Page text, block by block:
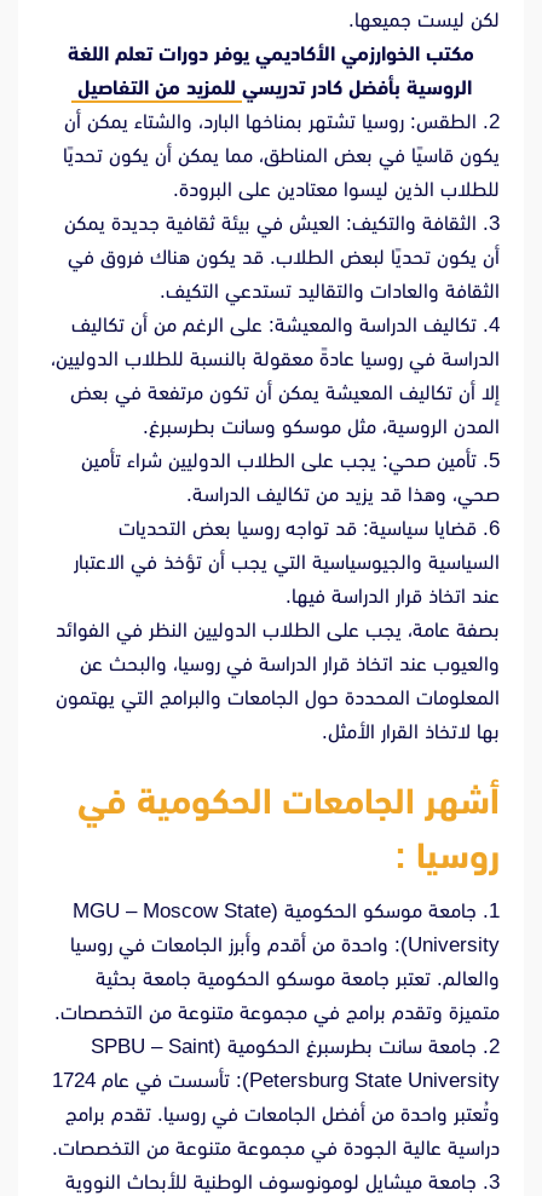
لكن ليست جميعها.
مكتب الخوارزمي الأكاديمي يوفر دورات تعلم اللغة
الروسية بأفضل كادر تدريسي للمزيد من التفاصيل
2. الطقس: روسيا تشتهر بمناخها البارد، والشتاء يمكن أن
يكون قاسيًا في بعض المناطق، مما يمكن أن يكون تحديًا
للطلاب الذين ليسوا معتادين على البرودة.
3. الثقافة والتكيف: العيش في بيئة ثقافية جديدة يمكن
أن يكون تحديًا لبعض الطلاب. قد يكون هناك فروق في
الثقافة والعادات والتقاليد تستدعي التكيف.
4. تكاليف الدراسة والمعيشة: على الرغم من أن تكاليف
الدراسة في روسيا عادةً معقولة بالنسبة للطلاب الدوليين،
إلا أن تكاليف المعيشة يمكن أن تكون مرتفعة في بعض
المدن الروسية، مثل موسكو وسانت بطرسبرغ.
5. تأمين صحي: يجب على الطلاب الدوليين شراء تأمين
صحي، وهذا قد يزيد من تكاليف الدراسة.
6. قضايا سياسية: قد تواجه روسيا بعض التحديات
السياسية والجيوسياسية التي يجب أن تؤخذ في الاعتبار
عند اتخاذ قرار الدراسة فيها.
بصفة عامة، يجب على الطلاب الدوليين النظر في الفوائد
والعيوب عند اتخاذ قرار الدراسة في روسيا، والبحث عن
المعلومات المحددة حول الجامعات والبرامج التي يهتمون
بها لاتخاذ القرار الأمثل.
أشهر الجامعات الحكومية في
روسيا :
1. جامعة موسكو الحكومية (MGU – Moscow State
University): واحدة من أقدم وأبرز الجامعات في روسيا
والعالم. تعتبر جامعة موسكو الحكومية جامعة بحثية
متميزة وتقدم برامج في مجموعة متنوعة من التخصصات.
2. جامعة سانت بطرسبرغ الحكومية (SPBU – Saint
Petersburg State University): تأسست في عام 1724
وتُعتبر واحدة من أفضل الجامعات في روسيا. تقدم برامج
دراسية عالية الجودة في مجموعة متنوعة من التخصصات.
3. جامعة ميشايل لومونوسوف الوطنية للأبحاث النووية